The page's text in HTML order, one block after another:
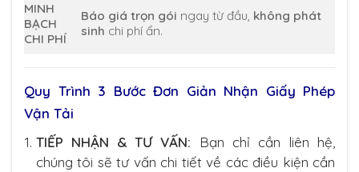
MINH
BẠCH
CHI PHÍ
Báo giá trọn gói ngay từ đầu, không phát
sinh chi phí ẩn.
Quy Trình 3 Bước Đơn Giản Nhận Giấy Phép
Vận Tải
TIẾP NHẬN & TƯ VẤN: Bạn chỉ cần liên hệ,
chúng tôi sẽ tư vấn chi tiết về các điều kiện cần